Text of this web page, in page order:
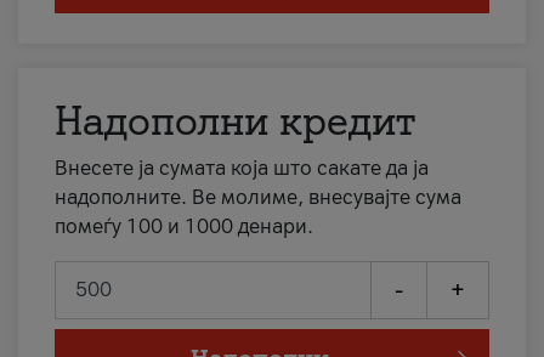
Надополни кредит
Внесете ја сумата која што сакате да ја
надополните. Ве молиме, внесувајте сума
помеѓу 100 и 1000 денари.
- +